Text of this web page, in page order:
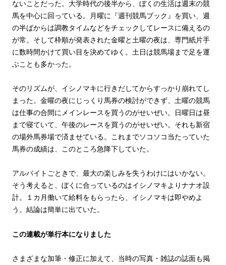
ないことだった。大学時代の後半から、ぼくの生活は週末の競
馬を中心に回っている。月曜に『週刊競馬ブック』を買い、週
の半ばからは調教タイムなどをチェックしてレースに備えるの
が常。そして枠順が発表された金曜と土曜の夜は、専門紙片手
に数時間かけて買い目を決めてゆく。土日は競馬場まで足を運
ぶことも多かった。
そのリズムが、イシノマキに行きだしてからすっかり崩れてし
まった。金曜の夜にじっくり馬券の検討ができず、土曜の競馬
は仕事の合間にメインレースを買うのがせいぜい。日曜日は昼
まで寝ていて、午後のレースを買うのがせいぜい。それも新宿
の場外馬券場で済ませている。これまでソコソコ当たっていた
馬券の成績は、このところ急降下していた。
アルバイトごときで、最大の楽しみを失うわけにはいかない。
そう考えると、ぼくに合っているのはイシノマキよりナナオ設
計。１カ月働いて給料をもらったら、イシノマキは即やめよ
う。結論は簡単に出ていた。
この連載が単行本になりました
さまざまな加筆・修正に加えて、当時の写真・雑誌の誌面も掲